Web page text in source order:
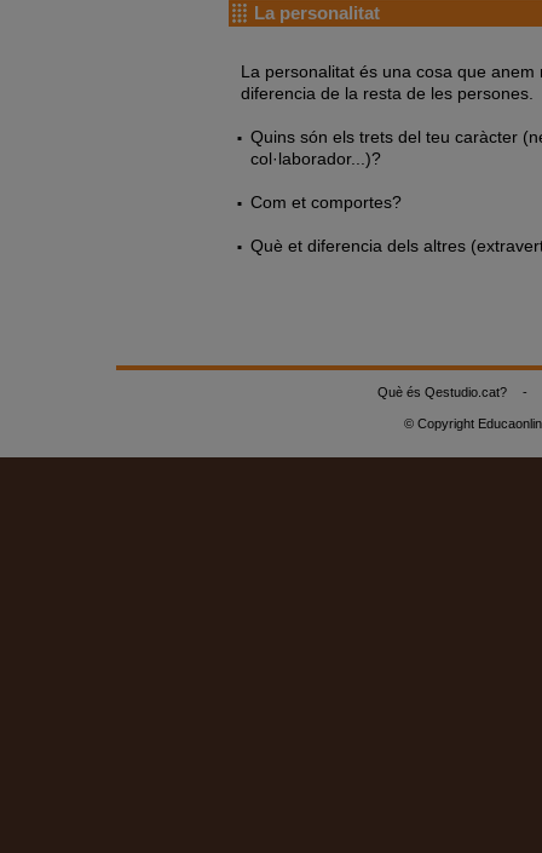
La personalitat
La personalitat és una cosa que
diferencia de la resta de les persones.
Quins són els trets del teu caràcter
col·laborador...)?
Com et comportes?
Què et diferencia dels altres
Què és Qestudio.cat? -
© Copyright